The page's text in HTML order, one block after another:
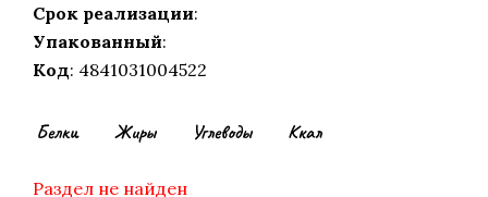
Срок реализации:
Упакованный:
Код: 4841031004522
Белки Жиры Углеводы Ккал
Раздел не найден